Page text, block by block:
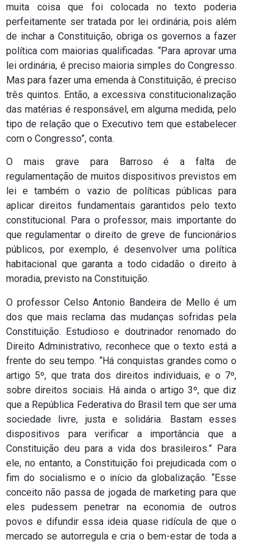
muita coisa que foi colocada no texto poderia
perfeitamente ser tratada por lei ordinária, pois além
de inchar a Constituição, obriga os governos a fazer
política com maiorias qualificadas. “Para aprovar uma
lei ordinária, é preciso maioria simples do Congresso.
Mas para fazer uma emenda à Constituição, é preciso
três quintos. Então, a excessiva constitucionalização
das matérias é responsável, em alguma medida, pelo
tipo de relação que o Executivo tem que estabelecer
com o Congresso”, conta.
O mais grave para Barroso é a falta de
regulamentação de muitos dispositivos previstos em
lei e também o vazio de políticas públicas para
aplicar direitos fundamentais garantidos pelo texto
constitucional. Para o professor, mais importante do
que regulamentar o direito de greve de funcionários
públicos, por exemplo, é desenvolver uma política
habitacional que garanta a todo cidadão o direito à
moradia, previsto na Constituição.
O professor Celso Antonio Bandeira de Mello é um
dos que mais reclama das mudanças sofridas pela
Constituição. Estudioso e doutrinador renomado do
Direito Administrativo, reconhece que o texto está a
frente do seu tempo. “Há conquistas grandes como o
artigo 5º, que trata dos direitos individuais, e o 7º,
sobre direitos sociais. Há ainda o artigo 3º, que diz
que a República Federativa do Brasil tem que ser uma
sociedade livre, justa e solidária. Bastam esses
dispositivos para verificar a importância que a
Constituição deu para a vida dos brasileiros.” Para
ele, no entanto, a Constituição foi prejudicada com o
fim do socialismo e o início da globalização. “Esse
conceito não passa de jogada de marketing para que
eles pudessem penetrar na economia de outros
povos e difundir essa ideia quase ridícula de que o
mercado se autorregula e cria o bem-estar de toda a